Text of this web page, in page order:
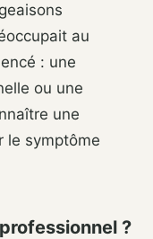
au
: une
ou une
une
le symptôme
?